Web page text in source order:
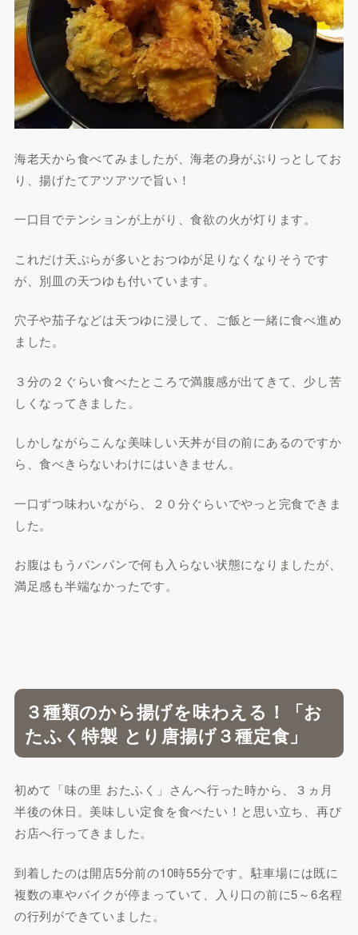
海老天から食べてみましたが、海老の身がぷりっとしてお
り、揚げたてアツアツで旨い！
一口目でテンションが上がり、食欲の火が灯ります。
これだけ天ぷらが多いとおつゆが足りなくなりそうです
が、別皿の天つゆも付いています。
穴子や茄子などは天つゆに浸して、ご飯と一緒に食べ進め
ました。
３分の２ぐらい食べたところで満腹感が出てきて、少し苦
しくなってきました。
しかしながらこんな美味しい天丼が目の前にあるのですか
ら、食べきらないわけにはいきません。
一口ずつ味わいながら、２０分ぐらいでやっと完食できま
した。
お腹はもうパンパンで何も入らない状態になりましたが、
満足感も半端なかったです。
３種類のから揚げを味わえる！「お
たふく特製 とり唐揚げ３種定食」
初めて「味の里 おたふく」さんへ行った時から、３ヵ月
半後の休日。美味しい定食を食べたい！と思い立ち、再び
お店へ行ってきました。
到着したのは開店5分前の10時55分です。駐車場には既に
複数の車やバイクが停まっていて、入り口の前に5～6名程
の行列ができていました。